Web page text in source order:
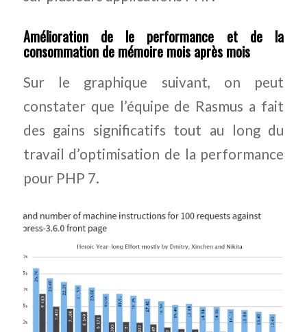
Amélioration de le performance et de la
consommation de mémoire mois après mois
Sur le graphique suivant, on peut
constater que l’équipe de Rasmus a fait
des gains significatifs tout au long du
travail d’optimisation de la performance
pour PHP 7.